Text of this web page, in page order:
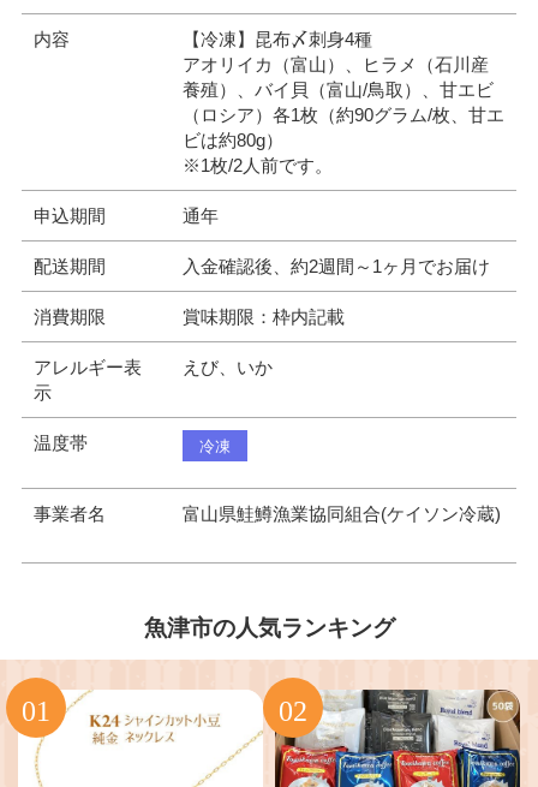
内容
【冷凍】昆布〆刺身4種
アオリイカ（富山）、ヒラメ（石川産
養殖）、バイ貝（富山/鳥取）、甘エビ
（ロシア）各1枚（約90グラム/枚、甘エ
ビは約80g）
※1枚/2人前です。
申込期間 通年
配送期間 入金確認後、約2週間～1ヶ月でお届け
消費期限 賞味期限：枠内記載
アレルギー表
示
えび、いか
温度帯 冷凍
事業者名 富山県鮭鱒漁業協同組合(ケイソン冷蔵)
魚津市の人気ランキング